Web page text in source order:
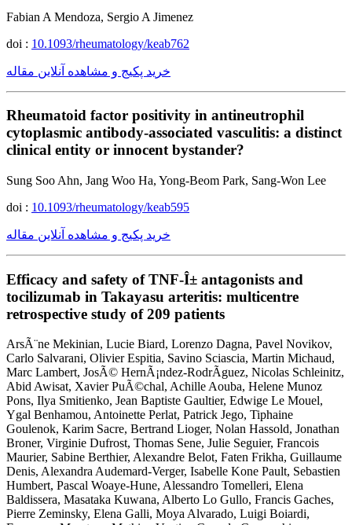
Fabian A Mendoza, Sergio A Jimenez
doi : 10.1093/rheumatology/keab762
خرید پکیج و مشاهده آنلاین مقاله
Rheumatoid factor positivity in antineutrophil
cytoplasmic antibody-associated vasculitis: a distinct
clinical entity or innocent bystander?
Sung Soo Ahn, Jang Woo Ha, Yong-Beom Park, Sang-Won Lee
doi : 10.1093/rheumatology/keab595
خرید پکیج و مشاهده آنلاین مقاله
Efficacy and safety of TNF-Î± antagonists and
tocilizumab in Takayasu arteritis: multicentre
retrospective study of 209 patients
ArsÃ¨ne Mekinian, Lucie Biard, Lorenzo Dagna, Pavel Novikov,
Carlo Salvarani, Olivier Espitia, Savino Sciascia, Martin Michaud,
Marc Lambert, JosÃ© HernÃ¡ndez-RodrÃ­guez, Nicolas Schleinitz,
Abid Awisat, Xavier PuÃ©chal, Achille Aouba, Helene Munoz
Pons, Ilya Smitienko, Jean Baptiste Gaultier, Edwige Le Mouel,
Ygal Benhamou, Antoinette Perlat, Patrick Jego, Tiphaine
Goulenok, Karim Sacre, Bertrand Lioger, Nolan Hassold, Jonathan
Broner, Virginie Dufrost, Thomas Sene, Julie Seguier, Francois
Maurier, Sabine Berthier, Alexandre Belot, Faten Frikha, Guillaume
Denis, Alexandra Audemard-Verger, Isabelle Kone Pault, Sebastien
Humbert, Pascal Woaye-Hune, Alessandro Tomelleri, Elena
Baldissera, Masataka Kuwana, Alberto Lo Gullo, Francis Gaches,
Pierre Zeminsky, Elena Galli, Moya Alvarado, Luigi Boiardi,